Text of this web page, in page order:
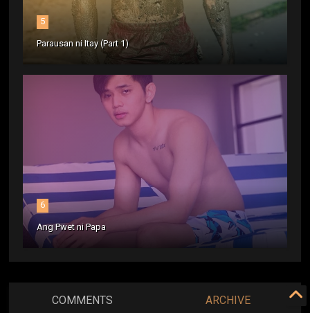
5
Parausan ni Itay (Part 1)
6
Ang Pwet ni Papa
COMMENTS ARCHIVE